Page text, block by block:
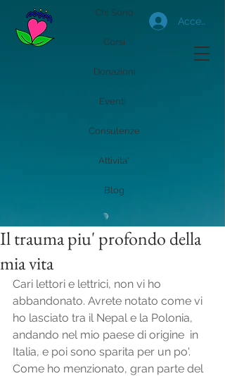
Chi Sono
Corsi
Donazioni
Consulenze
Attivita'
Blog
Accedi
Eventi
Il trauma piu' profondo della
mia vita
Cari lettori e lettrici, non vi ho
abbandonato. Avrete notato come vi
ho lasciato tra il Nepal e la Polonia,
andando nel mio paese di origine  in
Italia, e poi sono sparita per un po'.
Come ho menzionato, gran parte del